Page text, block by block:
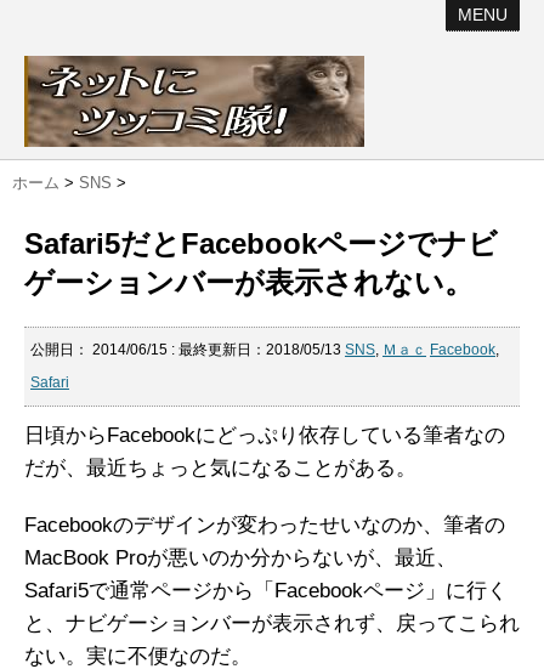
MENU
ホーム > SNS >
Safari5だとFacebookページでナビ
ゲーションバーが表示されない。
公開日： 2014/06/15 : 最終更新日：2018/05/13 SNS, Ｍａｃ Facebook,
Safari
日頃からFacebookにどっぷり依存している筆者なの
だが、最近ちょっと気になることがある。
Facebookのデザインが変わったせいなのか、筆者の
MacBook Proが悪いのか分からないが、最近、
Safari5で通常ページから「Facebookページ」に行く
と、ナビゲーションバーが表示されず、戻ってこられ
ない。実に不便なのだ。